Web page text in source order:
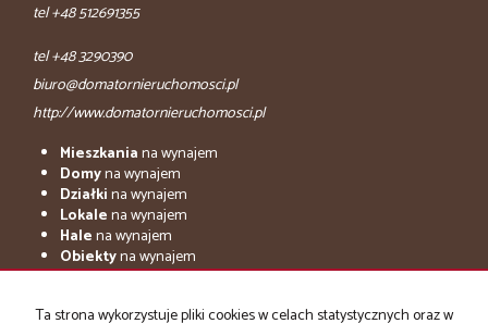
tel +48 512691355
tel +48 3290390
biuro@domatornieruchomosci.pl
http://www.domatornieruchomosci.pl
Mieszkaniana wynajem
Domyna wynajem
Działkina wynajem
Lokalena wynajem
Halena wynajem
Obiektyna wynajem
Mieszkania
na sprzedaż
Ta strona wykorzystuje pliki cookies w celach statystycznych oraz w